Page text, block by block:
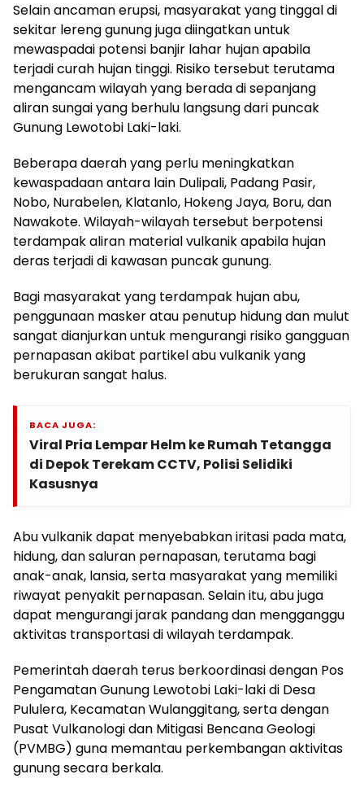
Selain ancaman erupsi, masyarakat yang tinggal di
sekitar lereng gunung juga diingatkan untuk
mewaspadai potensi banjir lahar hujan apabila
terjadi curah hujan tinggi. Risiko tersebut terutama
mengancam wilayah yang berada di sepanjang
aliran sungai yang berhulu langsung dari puncak
Gunung Lewotobi Laki-laki.
Beberapa daerah yang perlu meningkatkan
kewaspadaan antara lain Dulipali, Padang Pasir,
Nobo, Nurabelen, Klatanlo, Hokeng Jaya, Boru, dan
Nawakote. Wilayah-wilayah tersebut berpotensi
terdampak aliran material vulkanik apabila hujan
deras terjadi di kawasan puncak gunung.
Bagi masyarakat yang terdampak hujan abu,
penggunaan masker atau penutup hidung dan mulut
sangat dianjurkan untuk mengurangi risiko gangguan
pernapasan akibat partikel abu vulkanik yang
berukuran sangat halus.
BACA JUGA:
Viral Pria Lempar Helm ke Rumah Tetangga
di Depok Terekam CCTV, Polisi Selidiki
Kasusnya
Abu vulkanik dapat menyebabkan iritasi pada mata,
hidung, dan saluran pernapasan, terutama bagi
anak-anak, lansia, serta masyarakat yang memiliki
riwayat penyakit pernapasan. Selain itu, abu juga
dapat mengurangi jarak pandang dan mengganggu
aktivitas transportasi di wilayah terdampak.
Pemerintah daerah terus berkoordinasi dengan Pos
Pengamatan Gunung Lewotobi Laki-laki di Desa
Pululera, Kecamatan Wulanggitang, serta dengan
Pusat Vulkanologi dan Mitigasi Bencana Geologi
(PVMBG) guna memantau perkembangan aktivitas
gunung secara berkala.